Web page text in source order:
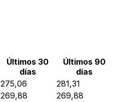
Últimos 30
días
Últimos 90
días
275,06
281,31
269,88
269,88